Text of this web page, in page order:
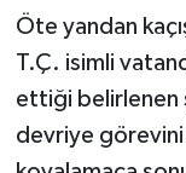
Öte yandan
T.Ç. isimli
ettiği belirlenen
devriye